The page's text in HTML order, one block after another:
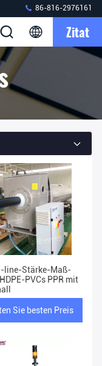
86-816-2976161
Zitat
line-Stärke-Maß-
PVCs PPR mit
Sie besten Preis